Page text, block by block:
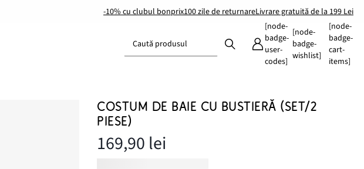
-10% cu clubul bonprix100 zile de returnareLivrare gratuită de la 199 Lei
Caută produsul
[node-
badge-
user-
codes]
[node-
badge-
wishlist]
[node-
badge-
cart-
items]
COSTUM DE BAIE CU BUSTIERĂ (SET/2
PIESE)
169,90 lei